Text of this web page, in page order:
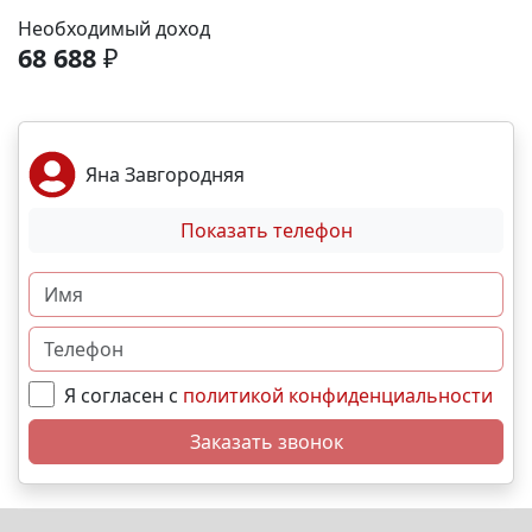
рассрочка от застройщика; Семейная, военная
,базовая,IT- ипотека; Материнский капитал;
Дистанционная покупка. 📞Свяжитесь с нами прямо
вас! N1218
Необходимый доход
68 688 ₽
Яна Завгородняя
Показать телефон
Я согласен с политикой конфиденциальности
Заказать звонок